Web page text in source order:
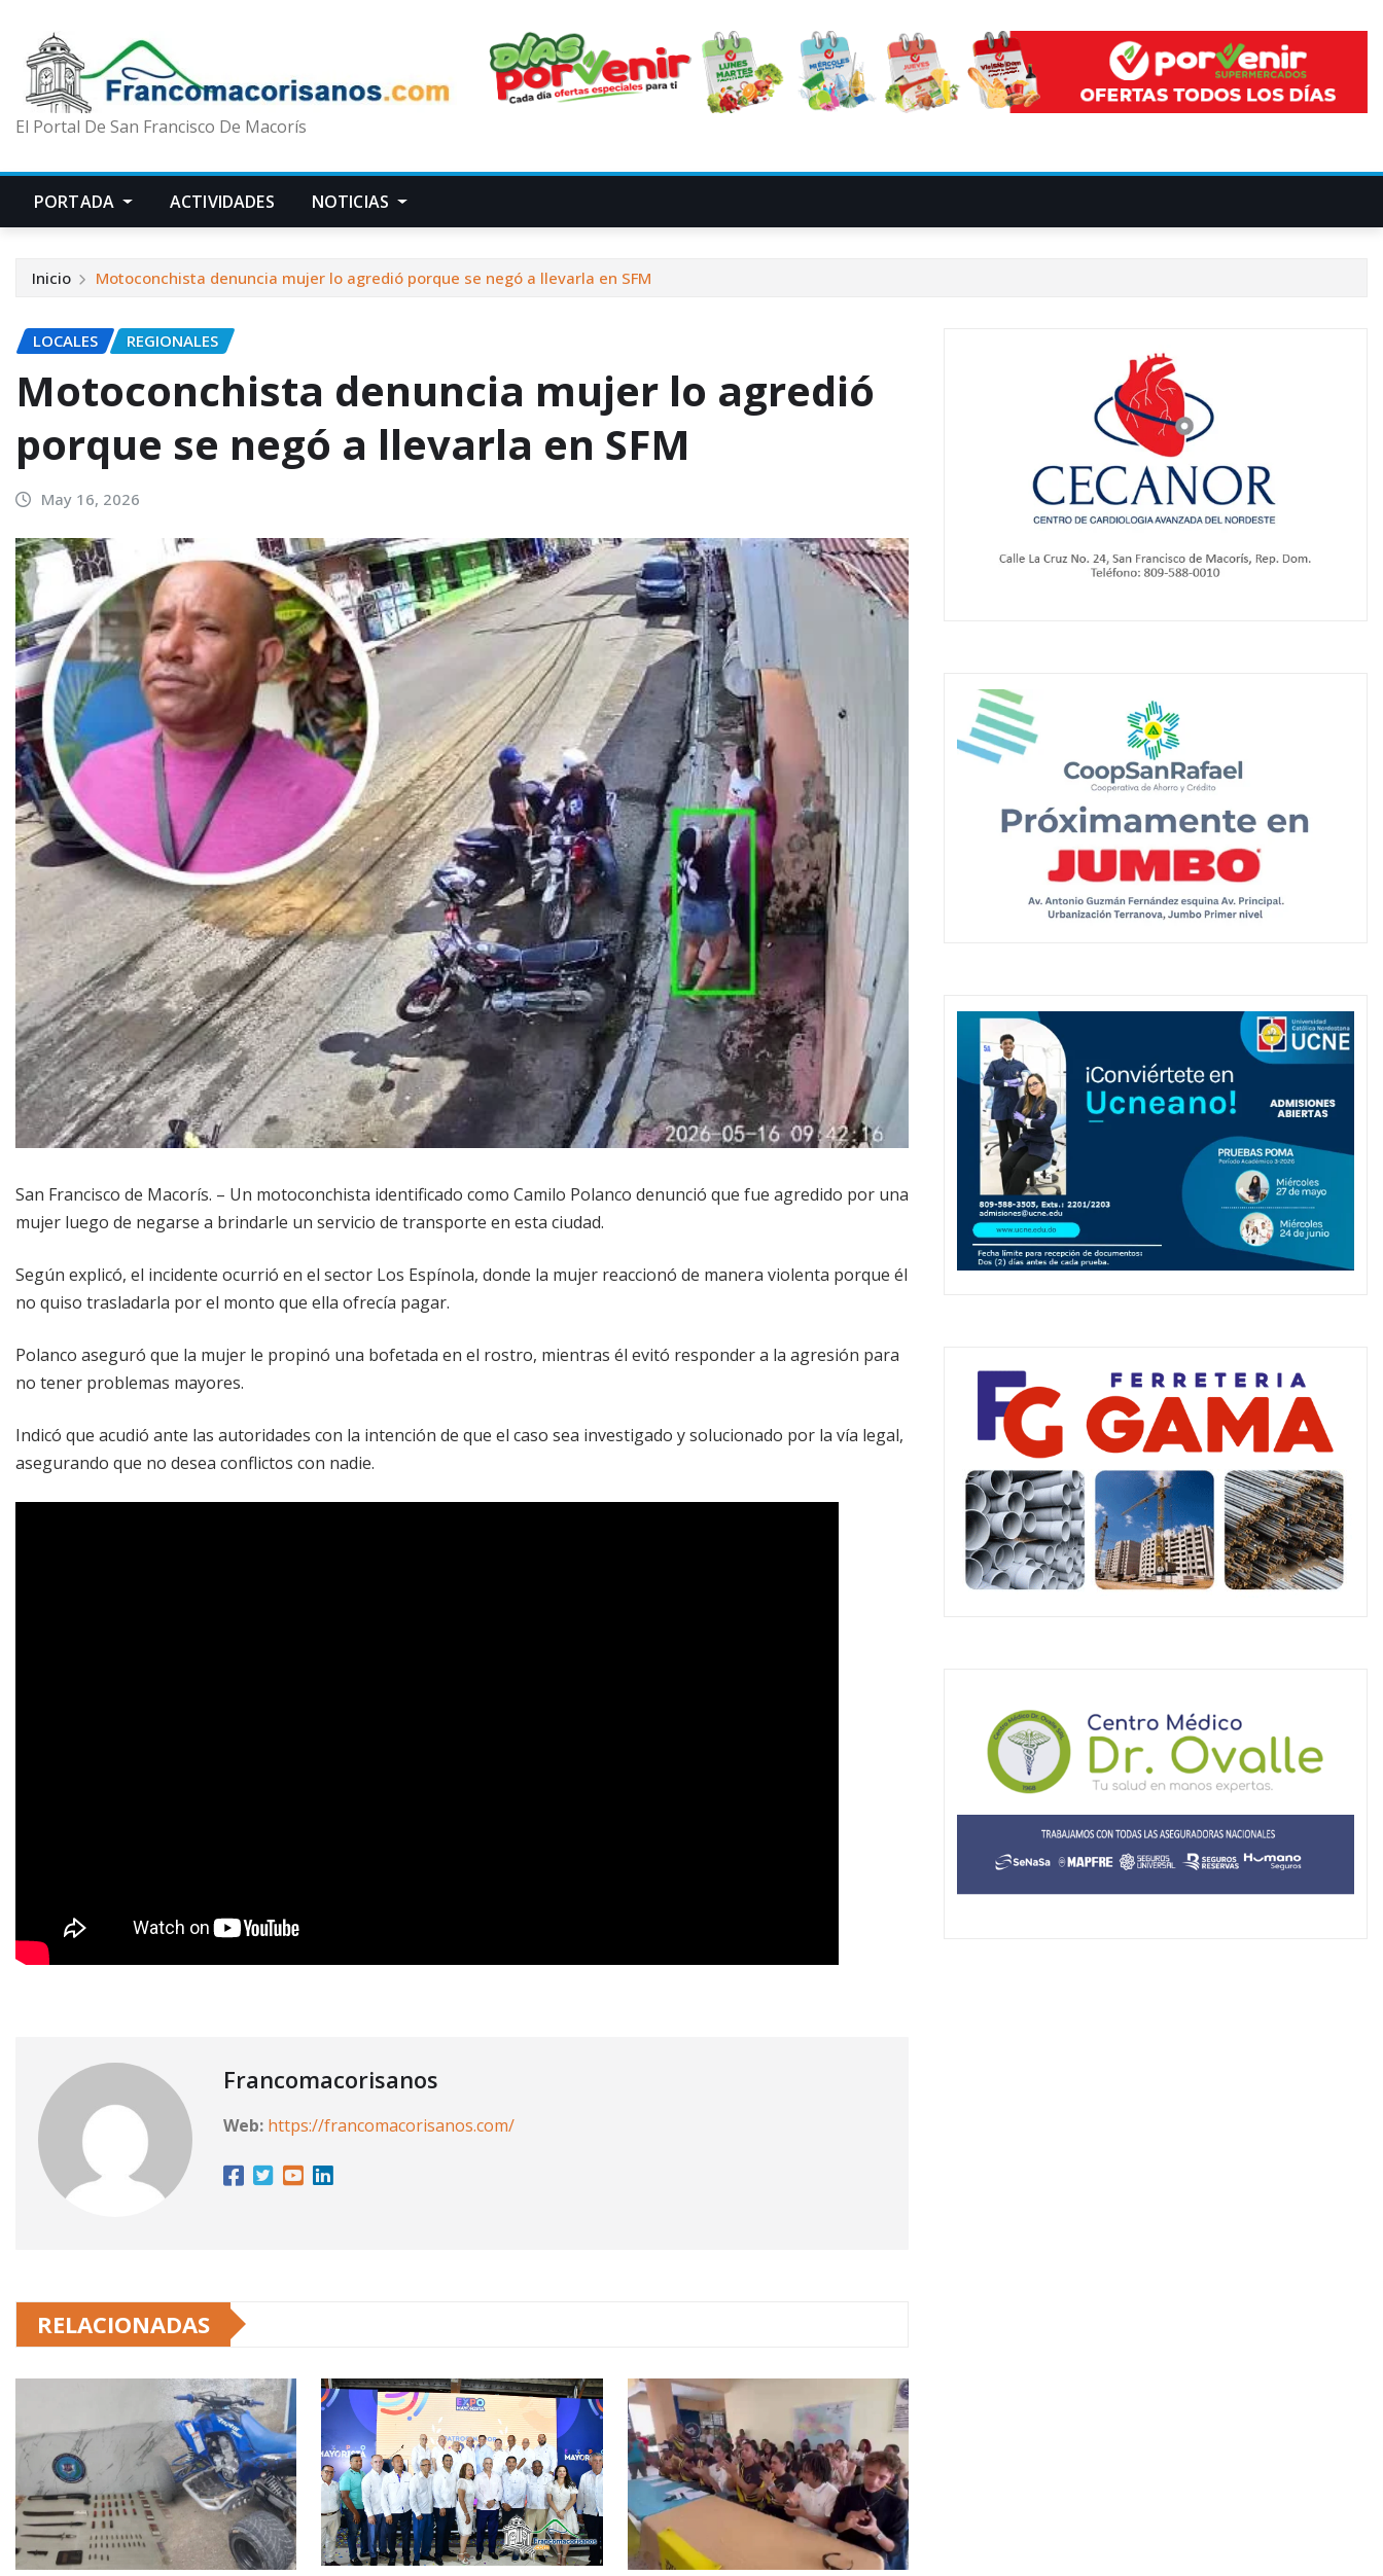
El Portal De San Francisco De Macorís
PORTADA ACTIVIDADES NOTICIAS
Inicio Motoconchista denuncia mujer lo agredió porque se negó a llevarla en SFM
LOCALES REGIONALES
Motoconchista denuncia mujer lo agredió
porque se negó a llevarla en SFM
May 16, 2026
San Francisco de Macorís. – Un motoconchista identificado como Camilo Polanco denunció que fue agredido por una
mujer luego de negarse a brindarle un servicio de transporte en esta ciudad.
Según explicó, el incidente ocurrió en el sector Los Espínola, donde la mujer reaccionó de manera violenta porque él
no quiso trasladarla por el monto que ella ofrecía pagar.
Polanco aseguró que la mujer le propinó una bofetada en el rostro, mientras él evitó responder a la agresión para
no tener problemas mayores.
Indicó que acudió ante las autoridades con la intención de que el caso sea investigado y solucionado por la vía legal,
asegurando que no desea conflictos con nadie.
Francomacorisanos
Web: https://francomacorisanos.com/
RELACIONADAS